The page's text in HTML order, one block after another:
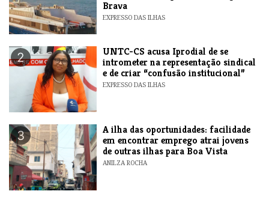
Brava
EXPRESSO DAS ILHAS
2
UNTC-CS acusa Iprodial de se
intrometer na representação sindical
e de criar “confusão institucional”
EXPRESSO DAS ILHAS
3
A ilha das oportunidades: facilidade
em encontrar emprego atrai jovens
de outras ilhas para Boa Vista
ANILZA ROCHA